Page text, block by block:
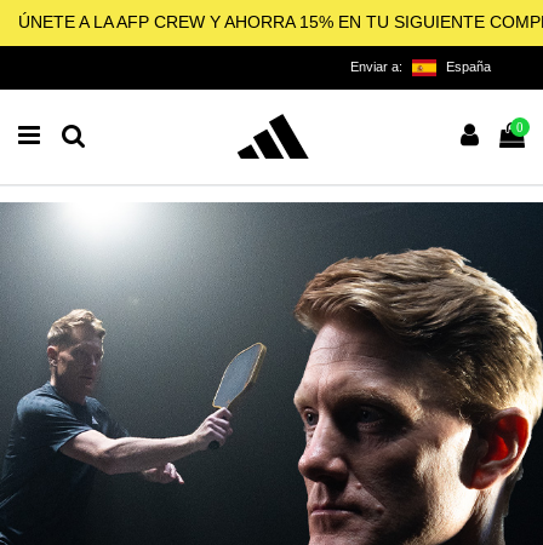
ÚNETE A LA AFP CREW Y AHORRA 15% EN TU SIGUIENTE
Enviar a: España
0